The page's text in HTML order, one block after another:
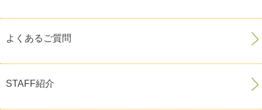
よくあるご質問
STAFF紹介